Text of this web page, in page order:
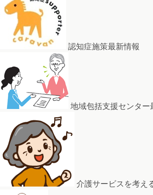
認知症施策最新情報
地域包括支援センター
介護サービスを考え